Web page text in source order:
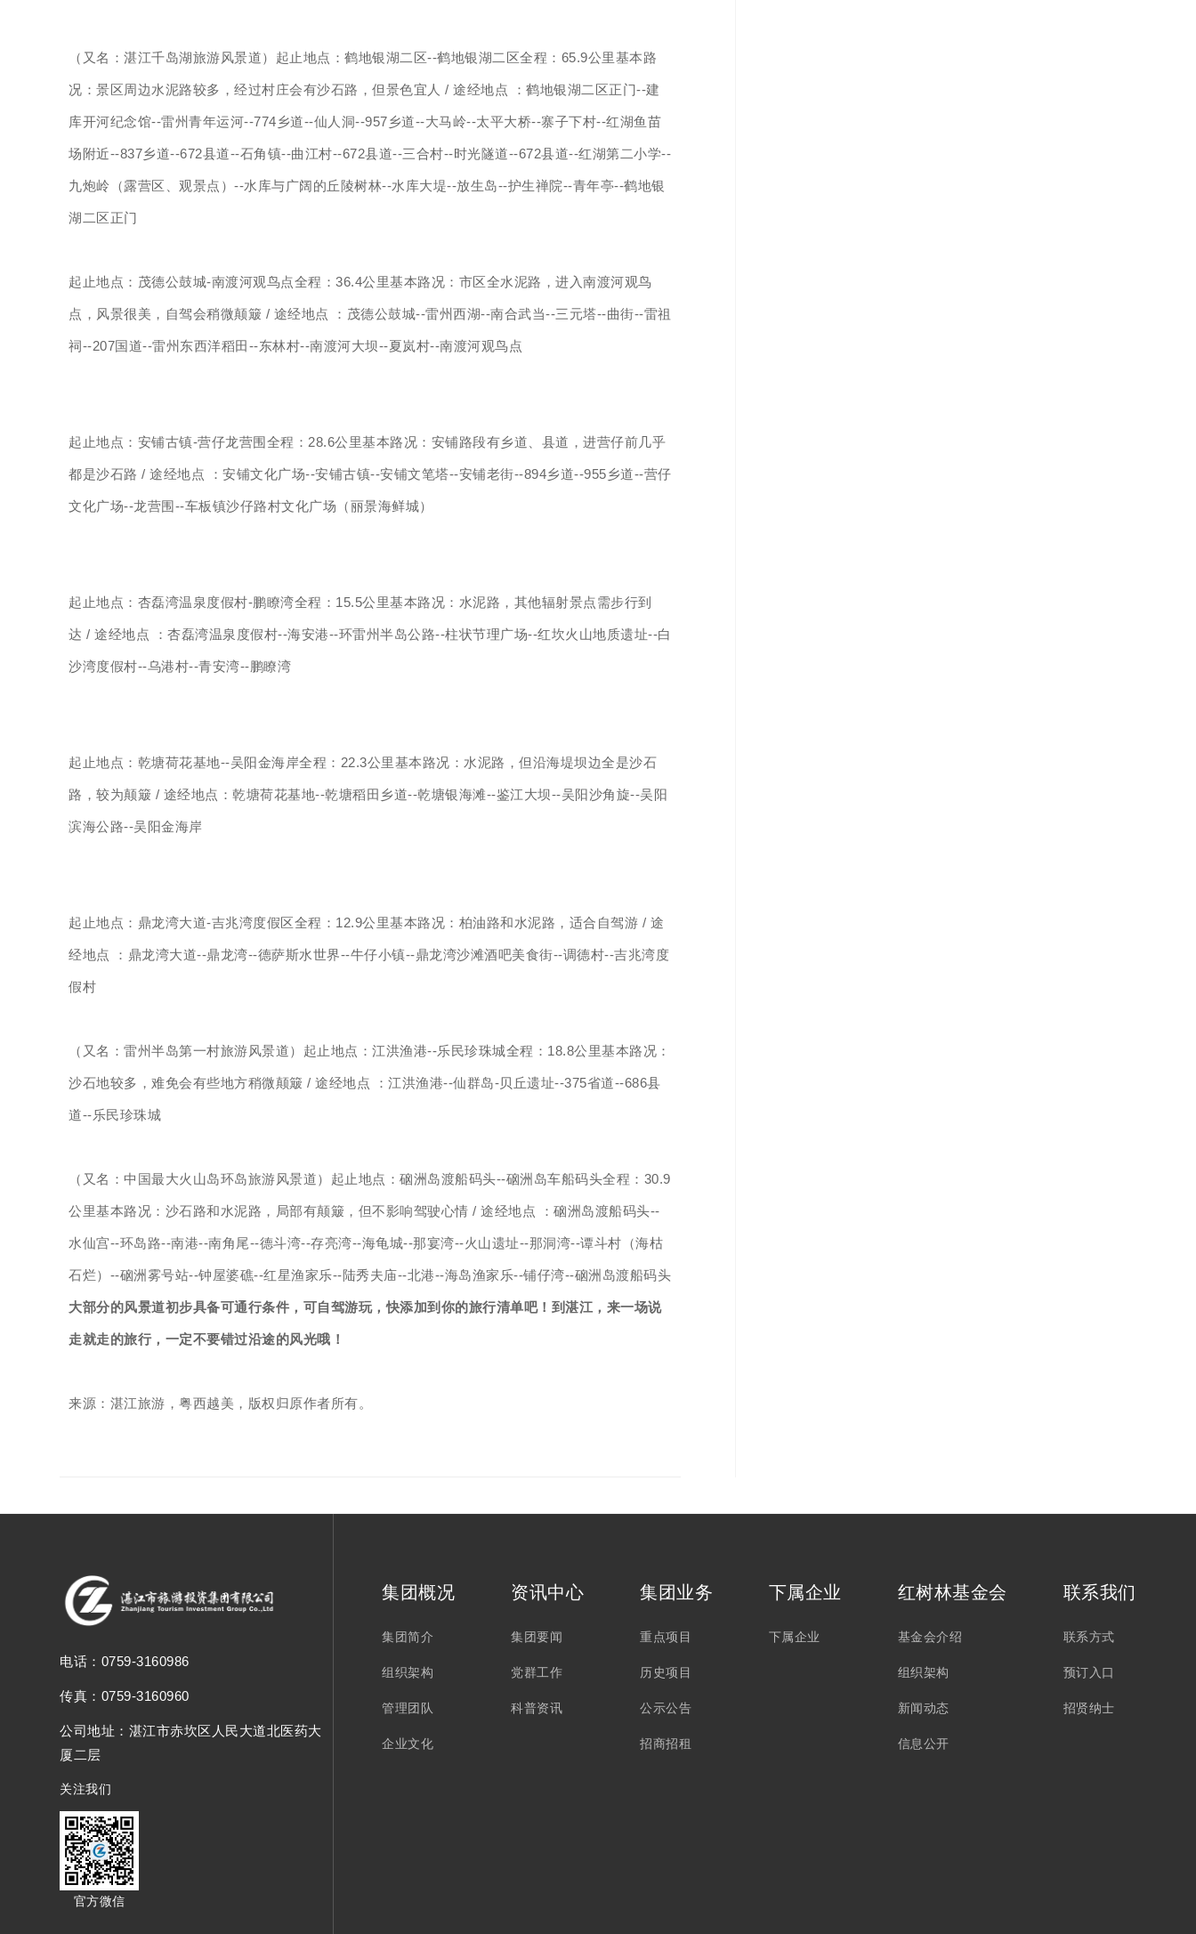
（又名：湛江千岛湖旅游风景道）起止地点：鹤地银湖二区--鹤地银湖二区全程：65.9公里基本路
况：景区周边水泥路较多，经过村庄会有沙石路，但景色宜人 / 途经地点 ：鹤地银湖二区正门--建
库开河纪念馆--雷州青年运河--774乡道--仙人洞--957乡道--大马岭--太平大桥--寨子下村--红湖鱼苗
场附近--837乡道--672县道--石角镇--曲江村--672县道--三合村--时光隧道--672县道--红湖第二小学--
九炮岭（露营区、观景点）--水库与广阔的丘陵树林--水库大堤--放生岛--护生禅院--青年亭--鹤地银
湖二区正门
起止地点：茂德公鼓城-南渡河观鸟点全程：36.4公里基本路况：市区全水泥路，进入南渡河观鸟
点，风景很美，自驾会稍微颠簸 / 途经地点 ：茂德公鼓城--雷州西湖--南合武当--三元塔--曲街--雷祖
祠--207国道--雷州东西洋稻田--东林村--南渡河大坝--夏岚村--南渡河观鸟点
起止地点：安铺古镇-营仔龙营围全程：28.6公里基本路况：安铺路段有乡道、县道，进营仔前几乎
都是沙石路 / 途经地点 ：安铺文化广场--安铺古镇--安铺文笔塔--安铺老街--894乡道--955乡道--营仔
文化广场--龙营围--车板镇沙仔路村文化广场（丽景海鲜城）
起止地点：杏磊湾温泉度假村-鹏瞭湾全程：15.5公里基本路况：水泥路，其他辐射景点需步行到
达 / 途经地点 ：杏磊湾温泉度假村--海安港--环雷州半岛公路--柱状节理广场--红坎火山地质遗址--白
沙湾度假村--乌港村--青安湾--鹏瞭湾
起止地点：乾塘荷花基地--吴阳金海岸全程：22.3公里基本路况：水泥路，但沿海堤坝边全是沙石
路，较为颠簸 / 途经地点：乾塘荷花基地--乾塘稻田乡道--乾塘银海滩--鉴江大坝--吴阳沙角旋--吴阳
滨海公路--吴阳金海岸
起止地点：鼎龙湾大道-吉兆湾度假区全程：12.9公里基本路况：柏油路和水泥路，适合自驾游 / 途
经地点 ：鼎龙湾大道--鼎龙湾--德萨斯水世界--牛仔小镇--鼎龙湾沙滩酒吧美食街--调德村--吉兆湾度
假村
（又名：雷州半岛第一村旅游风景道）起止地点：江洪渔港--乐民珍珠城全程：18.8公里基本路况：
沙石地较多，难免会有些地方稍微颠簸 / 途经地点 ：江洪渔港--仙群岛-贝丘遗址--375省道--686县
道--乐民珍珠城
（又名：中国最大火山岛环岛旅游风景道）起止地点：硇洲岛渡船码头--硇洲岛车船码头全程：30.9
公里基本路况：沙石路和水泥路，局部有颠簸，但不影响驾驶心情 / 途经地点 ：硇洲岛渡船码头--
水仙宫--环岛路--南港--南角尾--德斗湾--存亮湾--海龟城--那宴湾--火山遗址--那洞湾--谭斗村（海枯
石烂）--硇洲雾号站--钟屋婆礁--红星渔家乐--陆秀夫庙--北港--海岛渔家乐--铺仔湾--硇洲岛渡船码头
大部分的风景道初步具备可通行条件，可自驾游玩，快添加到你的旅行清单吧！ 到湛江，来一场说
走就走的旅行，一定不要错过沿途的风光哦！
来源：湛江旅游，粤西越美，版权归原作者所有。
电话： 0759-3160986
传真：0759-3160960
公司地址： 湛江市赤坎区人民大道北医药大
厦二层
关注我们
官方微信
集团概况
集团简介
组织架构
管理团队
企业文化
资讯中心
集团要闻
党群工作
科普资讯
集团业务
重点项目
历史项目
公示公告
招商招租
下属企业
下属企业
红树林基金会
基金会介绍
组织架构
新闻动态
信息公开
联系我们
联系方式
预订入口
招贤纳士